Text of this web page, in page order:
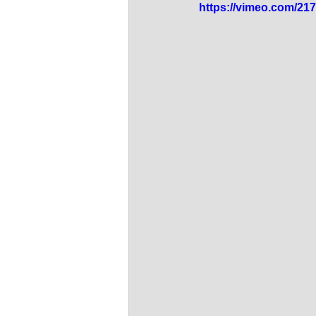
dim-201712 mer-201712
https://vimeo.com/